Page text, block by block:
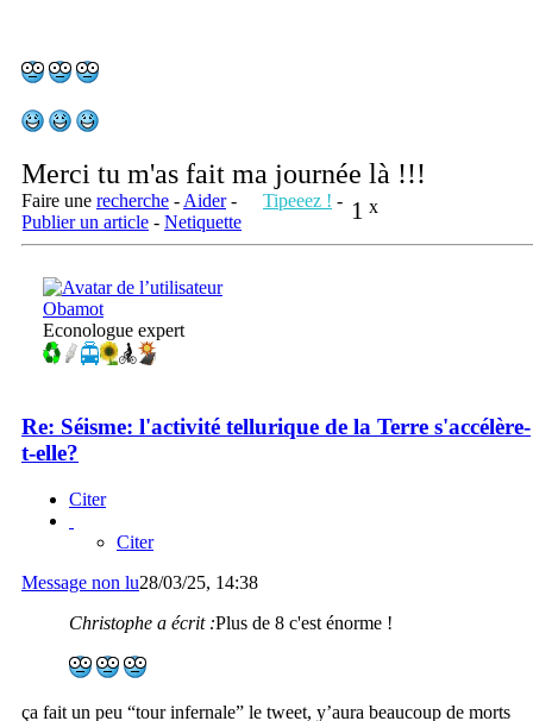
Merci tu m'as fait ma journée là !!!
1 x
Faire une recherche - Aider- Tipeeez ! -
Publier un article - Netiquette
Obamot
Econologue expert
Re: Séisme: l'activité tellurique de la Terre s'accélère-
t-elle?
Citer
Citer
Message non lu28/03/25, 14:38
Christophe a écrit :Plus de 8 c'est énorme !
ça fait un peu “tour infernale” le tweet, y’aura beaucoup de morts